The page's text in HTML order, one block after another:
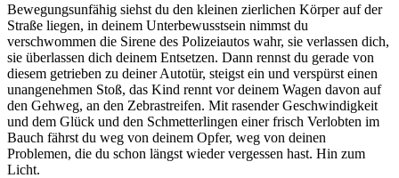
Bewegungsunfähig siehst du den kleinen zierlichen Körper auf der
Straße liegen, in deinem Unterbewusstsein nimmst du
verschwommen die Sirene des Polizeiautos wahr, sie verlassen dich,
sie überlassen dich deinem Entsetzen. Dann rennst du gerade von
diesem getrieben zu deiner Autotür, steigst ein und verspürst einen
unangenehmen Stoß, das Kind rennt vor deinem Wagen davon auf
den Gehweg, an den Zebrastreifen. Mit rasender Geschwindigkeit
und dem Glück und den Schmetterlingen einer frisch Verlobten im
Bauch fährst du weg von deinem Opfer, weg von deinen
Problemen, die du schon längst wieder vergessen hast. Hin zum
Licht.